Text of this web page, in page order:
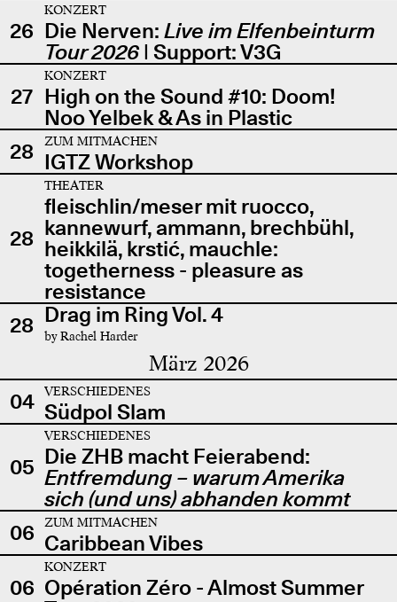
26
KONZERT
Die Nerven: Live im Elfenbeinturm
Tour 2026| Support: V3G
27
KONZERT
High on the Sound #10: Doom!
Noo Yelbek & As in Plastic
28
ZUM MITMACHEN
IGTZ Workshop
28
THEATER
fleischlin/meser mit ruocco,
kannewurf, ammann, brechbühl,
heikkilä, krstić, mauchle:
togetherness - pleasure as
resistance
28 Drag im Ring Vol. 4
by Rachel Harder
März 2026
04 VERSCHIEDENES
Südpol Slam
05
VERSCHIEDENES
Die ZHB macht Feierabend:
Entfremdung – warum Amerika
sich (und uns) abhanden kommt
06
ZUM MITMACHEN
Caribbean Vibes
06
KONZERT
Opération Zéro - Almost Summer